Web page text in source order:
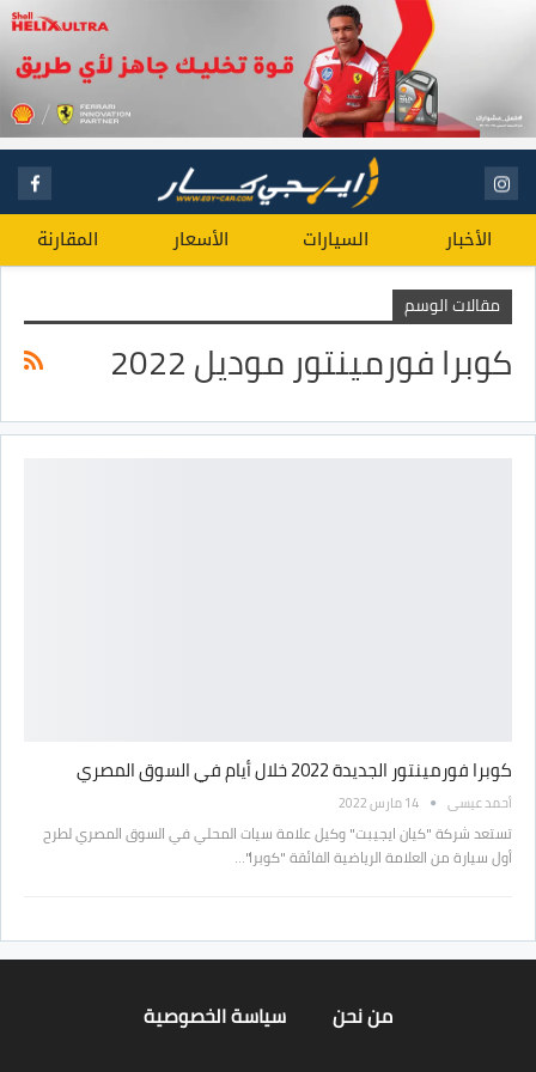
الأخبار السيارات الأسعار المقارنة
مقالات الوسم
كوبرا فورمينتور موديل 2022
كوبرا فورمينتور الجديدة 2022 خلال أيام في السوق المصري
أحمد عيسى 14 مارس 2022
تستعد شركة "كيان ايجيبت" وكيل علامة سيات المحلي في السوق المصري لطرح
أول سيارة من العلامة الرياضية الفائقة "كوبرا"…
من نحن سياسة الخصوصية